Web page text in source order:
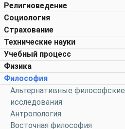
Религиоведение
Социология
Страхование
Технические науки
Учебный процесс
Физика
Философия
Альтернативные философские
исследования
Антропология
Восточная философия